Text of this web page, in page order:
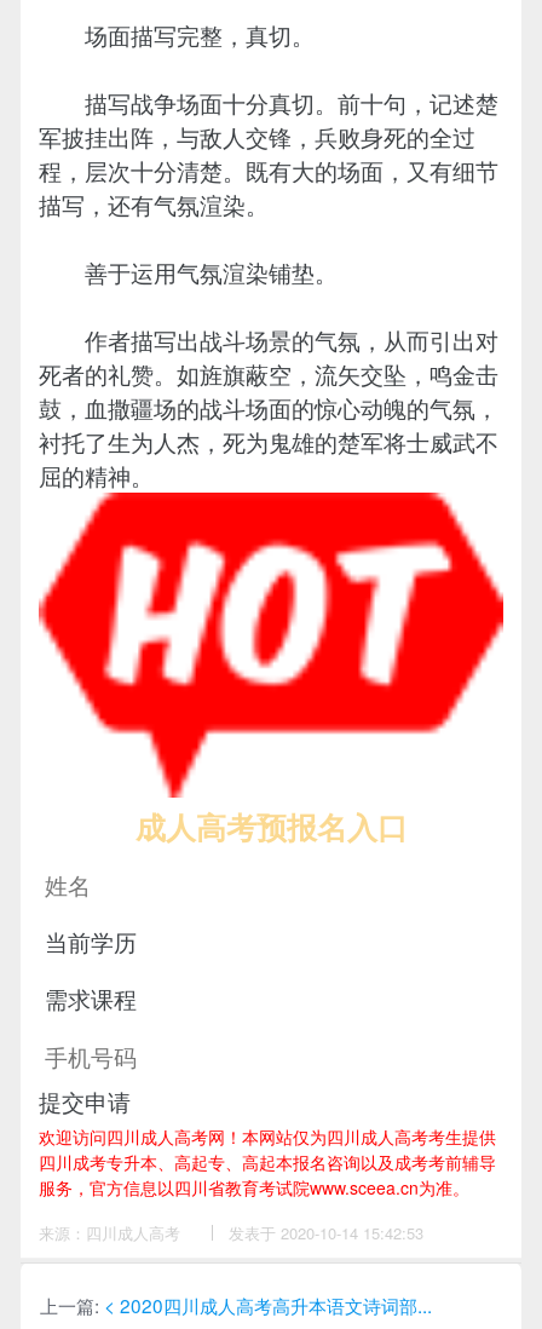
场面描写完整，真切。
描写战争场面十分真切。前十句，记述楚
军披挂出阵，与敌人交锋，兵败身死的全过
程，层次十分清楚。既有大的场面，又有细节
描写，还有气氛渲染。
善于运用气氛渲染铺垫。
作者描写出战斗场景的气氛，从而引出对
死者的礼赞。如旌旗蔽空，流矢交坠，鸣金击
鼓，血撒疆场的战斗场面的惊心动魄的气氛，
衬托了生为人杰，死为鬼雄的楚军将士威武不
屈的精神。
成人高考预报名入口
提交申请
欢迎访问四川成人高考网！ 本网站仅为四川成人高考考生提供
四川成考专升本、高起专、高起本报名咨询以及成考考前辅导
服务，官方信息以四川省教育考试院www.sceea.cn为准。
来源：四川成人高考
万
师
发表于 2020-10-14 15:42:53
上一篇: < 2020四川成人高考高升本语文诗词部...